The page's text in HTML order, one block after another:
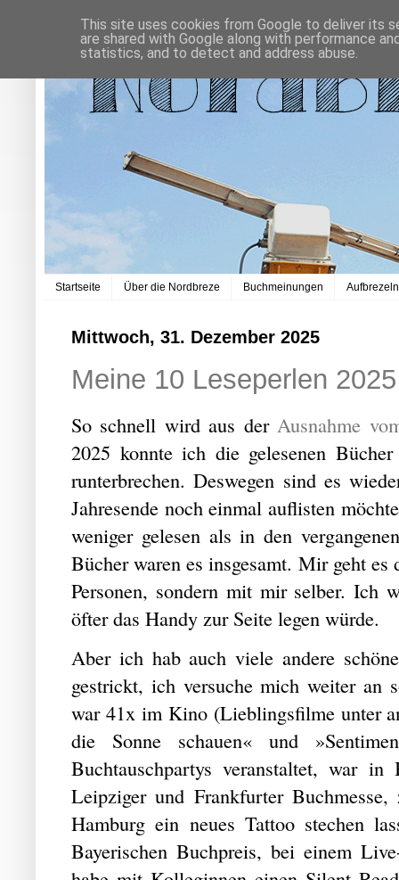
Startseite Über die Nordbreze Buchmeinungen
Mittwoch, 31. Dezember 2025
Meine 10 Leseperlen 2025
So schnell wird aus der Ausnahme
2025 konnte ich die gelesenen
runterbrechen. Deswegen sind es
Jahresende noch einmal auflisten
weniger gelesen als in den
Bücher waren es insgesamt. Mir geht
Personen, sondern mit mir selber. Ich
öfter das Handy zur Seite legen würde.
Aber ich hab auch viele andere
gestrickt, ich versuche mich weiter an
war 41x im Kino (Lieblingsfilme unter
die Sonne schauen« und
Buchtauschpartys veranstaltet, war
Leipziger und Frankfurter
Hamburg ein neues Tattoo stechen
Bayerischen Buchpreis, bei einem
This site uses cookies from Google to deliver its
are shared with Google along with performance
statistics, and to detect and address abuse.